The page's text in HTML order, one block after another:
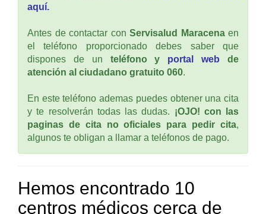
aquí.
Antes de contactar con Servisalud Maracenaen
el teléfono proporcionado debes saber que
dispones de un teléfono y portal web de
atención al ciudadano gratuito 060.
En este teléfono ademas puedes obtener una cita
y te resolverán todas las dudas. ¡OJO! con las
paginas de cita no oficiales para pedir cita,
algunos te obligan a llamar a teléfonos de pago.
Hemos encontrado 10
centros médicos cerca de